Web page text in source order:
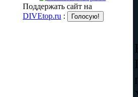
Поддержать сайт на
DIVEtop.ru :